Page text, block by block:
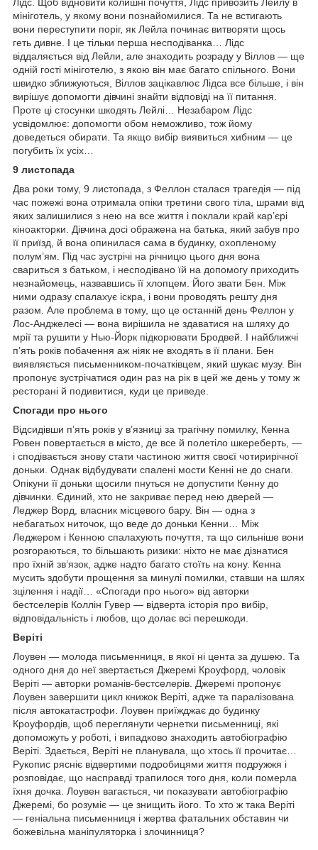
мініготель, у якому вони познайомилися. Та не встигають
вони переступити поріг, як Лейла починає витворяти щось
геть дивне. І це тільки перша несподіванка… Лідс
віддаляється від Лейли, але знаходить розраду у Віллов — ще
одній гості мініготелю, з якою він має багато спільного. Вони
швидко зближуються, Віллов зацікавлює Лідса все більше, і він
вирішує допомогти дівчині знайти відповіді на її питання.
Проте ці стосунки шкодять Лейлі… Незабаром Лідс
усвідомлює: допомогти обом неможливо, тож йому
доведеться обирати. Та якщо вибір виявиться хибним — це
погубить їх усіх…
9 листопада
Два роки тому, 9 листопада, з Феллон сталася трагедія — під
час пожежі вона отримала опіки третини свого тіла, шрами від
яких залишилися з нею на все життя і поклали край кар’єрі
кіноакторки. Дівчина досі ображена на батька, який забув про
її приїзд, й вона опинилася сама в будинку, охопленому
полум’ям. Під час зустрічі на річницю цього дня вона
свариться з батьком, і несподівано їй на допомогу приходить
незнайомець, назвавшись її хлопцем. Його звати Бен. Між
ними одразу спалахує іскра, і вони проводять решту дня
разом. Але проблема в тому, що це останній день Феллон у
Лос-Анджелесі — вона вирішила не здаватися на шляху до
мрії та рушити у Нью-Йорк підкорювати Бродвей. І найближчі
п’ять років побачення аж ніяк не входять в її плани. Бен
виявляється письменником-початківцем, який шукає музу. Він
пропонує зустрічатися один раз на рік в цей же день у тому ж
ресторані й подивитися, куди це приведе.
Спогади про нього
Відсидівши п’ять років у в’язниці за трагічну помилку, Кенна
Ровен повертається в місто, де все й полетіло шкереберть, —
і сподівається знову стати частиною життя своєї чотирирічної
доньки. Однак відбудувати спалені мости Кенні не до снаги.
Опікуни її доньки щосили пнуться не допустити Кенну до
дівчинки. Єдиний, хто не закриває перед нею дверей —
Леджер Ворд, власник місцевого бару. Він — одна з
небагатьох ниточок, що веде до доньки Кенни… Між
Леджером і Кенною спалахують почуття, та що сильніше вони
розгораються, то більшають ризики: ніхто не має дізнатися
про їхній зв’язок, адже надто багато стоїть на кону. Кенна
мусить здобути прощення за минулі помилки, ставши на шлях
зцілення і надії… «Спогади про нього» від авторки
бестселерів Коллін Гувер — відверта історія про вибір,
відповідальність і любов, що долає всі перешкоди.
Веріті
Лоувен — молода письменниця, в якої ні цента за душею. Та
одного дня до неї звертається Джеремі Кроуфорд, чоловік
Веріті — авторки романів-бестселерів. Джеремі пропонує
Лоувен завершити цикл книжок Веріті, адже та паралізована
після автокатастрофи. Лоувен приїжджає до будинку
Кроуфордів, щоб переглянути чернетки письменниці, які
допоможуть у роботі, і випадково знаходить автобіографію
Веріті. Здається, Веріті не планувала, що хтось її прочитає…
Рукопис рясніє відвертими подробицями життя подружжя і
розповідає, що насправді трапилося того дня, коли померла
їхня дочка. Лоувен вагається, чи показувати автобіографію
Джеремі, бо розуміє — це знищить його. То хто ж така Веріті
— геніальна письменниця і жертва фатальних обставин чи
божевільна маніпуляторка і злочинниця?